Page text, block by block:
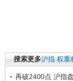
搜索更多沪指 权重
再破2400点 沪指